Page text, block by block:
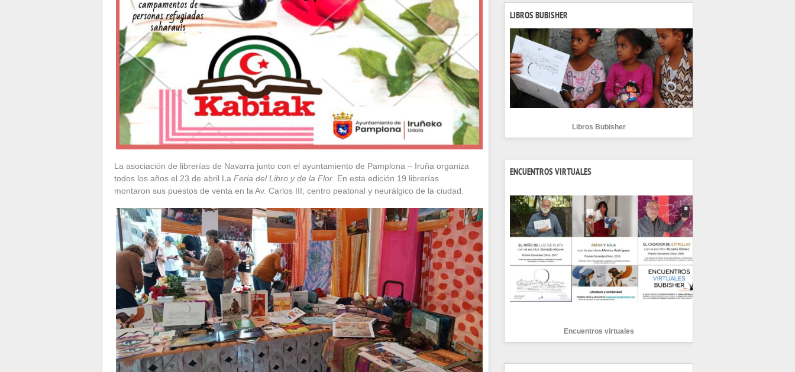
La asociación de librerías de Navarra junto con el ayuntamiento de Pamplona – Iruña organiza
todos los años el 23 de abril La Feria del Libro y de la Flor . En esta edición 19 librerías
montaron sus puestos de venta en la Av. Carlos III, centro peatonal y neurálgico de la ciudad.
LIBROS BUBISHER
Libros Bubisher
ENCUENTROS VIRTUALES
Encuentros virtuales